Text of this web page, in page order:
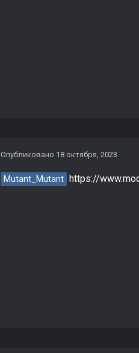
Опубликовано 18 октября, 2023
Mutant_Mutant https://